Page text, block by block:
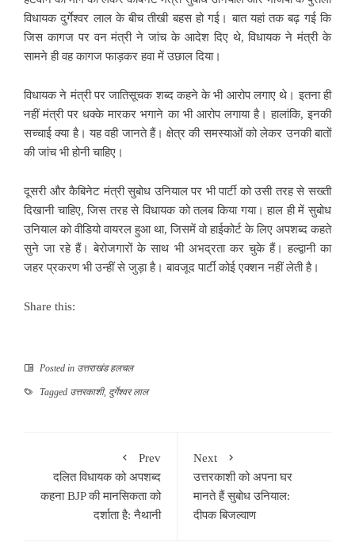
विधायक दुर्गेश्वर लाल के बीच तीखी बहस हो गई। बात यहां तक बढ़ गई कि
जिस कागज पर वन मंत्री ने जांच के आदेश दिए थे, विधायक ने मंत्री के
सामने ही वह कागज फाड़कर हवा में उछाल दिया।
विधायक ने मंत्री पर जातिसूचक शब्द कहने के भी आरोप लगाए थे। इतना ही
नहीं मंत्री पर धक्के मारकर भगाने का भी आरोप लगाया है। हालांकि, इनकी
सच्चाई क्या है। यह वही जानते हैं। क्षेत्र की समस्याओं को लेकर उनकी बातों
की जांच भी होनी चाहिए।
दूसरी और कैबिनेट मंत्री सुबोध उनियाल पर भी पार्टी को उसी तरह से सख्ती
दिखानी चाहिए, जिस तरह से विधायक को तलब किया गया। हाल ही में सुबोध
उनियाल को वीडियो वायरल हुआ था, जिसमें वो हाईकोर्ट के लिए अपशब्द कहते
सुने जा रहे हैं। बेरोजगारों के साथ भी अभद्रता कर चुके हैं। हल्द्वानी का
जहर प्रकरण भी उन्हीं से जुड़ा है। बावजूद पार्टी कोई एक्शन नहीं लेती है।
Share this:
Posted in उत्तराखंड हलचल
Tagged उत्तरकाशी, दुर्गेश्वर लाल
Prev
दलित विधायक को अपशब्द
कहना BJP की मानसिकता को
दर्शाता है: नैथानी
Next
उत्तरकाशी को अपना घर
मानते हैं सुबोध उनियाल:
दीपक बिजल्वाण